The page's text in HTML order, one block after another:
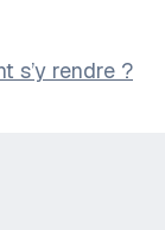
s’y rendre ?